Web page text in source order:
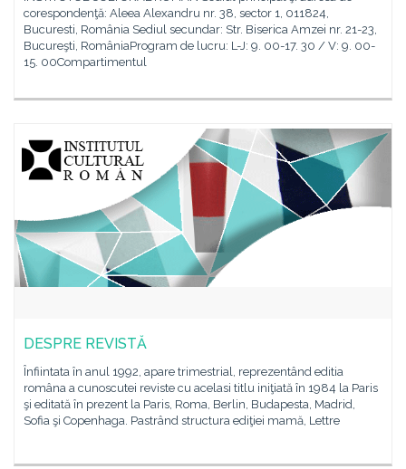
corespondenţă: Aleea Alexandru nr. 38, sector 1, 011824,
Bucuresti, România Sediul secundar: Str. Biserica Amzei nr. 21-23,
Bucureşti, RomâniaProgram de lucru: L-J: 9. 00-17. 30 / V: 9. 00-
15. 00Compartimentul
DESPRE REVISTĂ
Înfiintata în anul 1992, apare trimestrial, reprezentând editia
româna a cunoscutei reviste cu acelasi titlu iniţiată în 1984 la Paris
şi editată în prezent la Paris, Roma, Berlin, Budapesta, Madrid,
Sofia şi Copenhaga. Pastrând structura ediţiei mamă, Lettre